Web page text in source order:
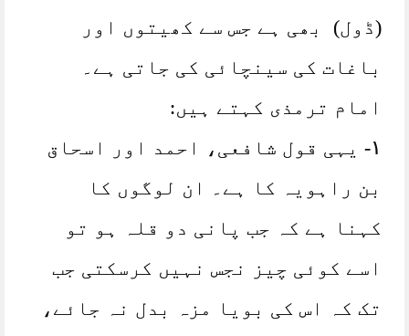
(ڈول) بھی ہے جس سے کھیتوں اور
باغات کی سینچائی کی جاتی ہے۔
امام ترمذی کہتے ہیں:
١- یہی قول شافعی، احمد اور اسحاق
بن راہویہ کا ہے۔ ان لوگوں کا
کہنا ہے کہ جب پانی دو قلہ ہو تو
اسے کوئی چیز نجس نہیں کرسکتی جب
تک کہ اس کی بویا مزہ بدل نہ جائے،